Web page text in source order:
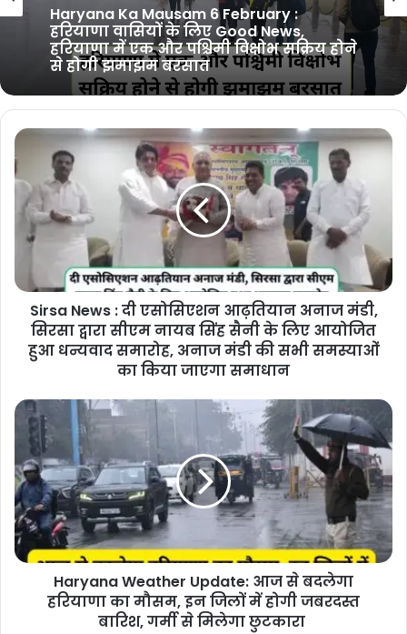
Haryana Ka Mausam 18 January :
हरियाणा वासियों के लिए Good News, अगले
24 घंटों के दौरान हरियाणा में झमाझम बारिश
होने की संभावना
Sirsa News : दी एसोसिएशन आढ़तियान अनाज मंडी,
सिरसा द्वारा सीएम नायब सिंह सैनी के लिए आयोजित
हुआ धन्यवाद समारोह, अनाज मंडी की सभी समस्याओं
का किया जाएगा समाधान
Haryana Weather Update: आज से बदलेगा
हरियाणा का मौसम, इन जिलों में होगी जबरदस्त
बारिश, गर्मी से मिलेगा छुटकारा